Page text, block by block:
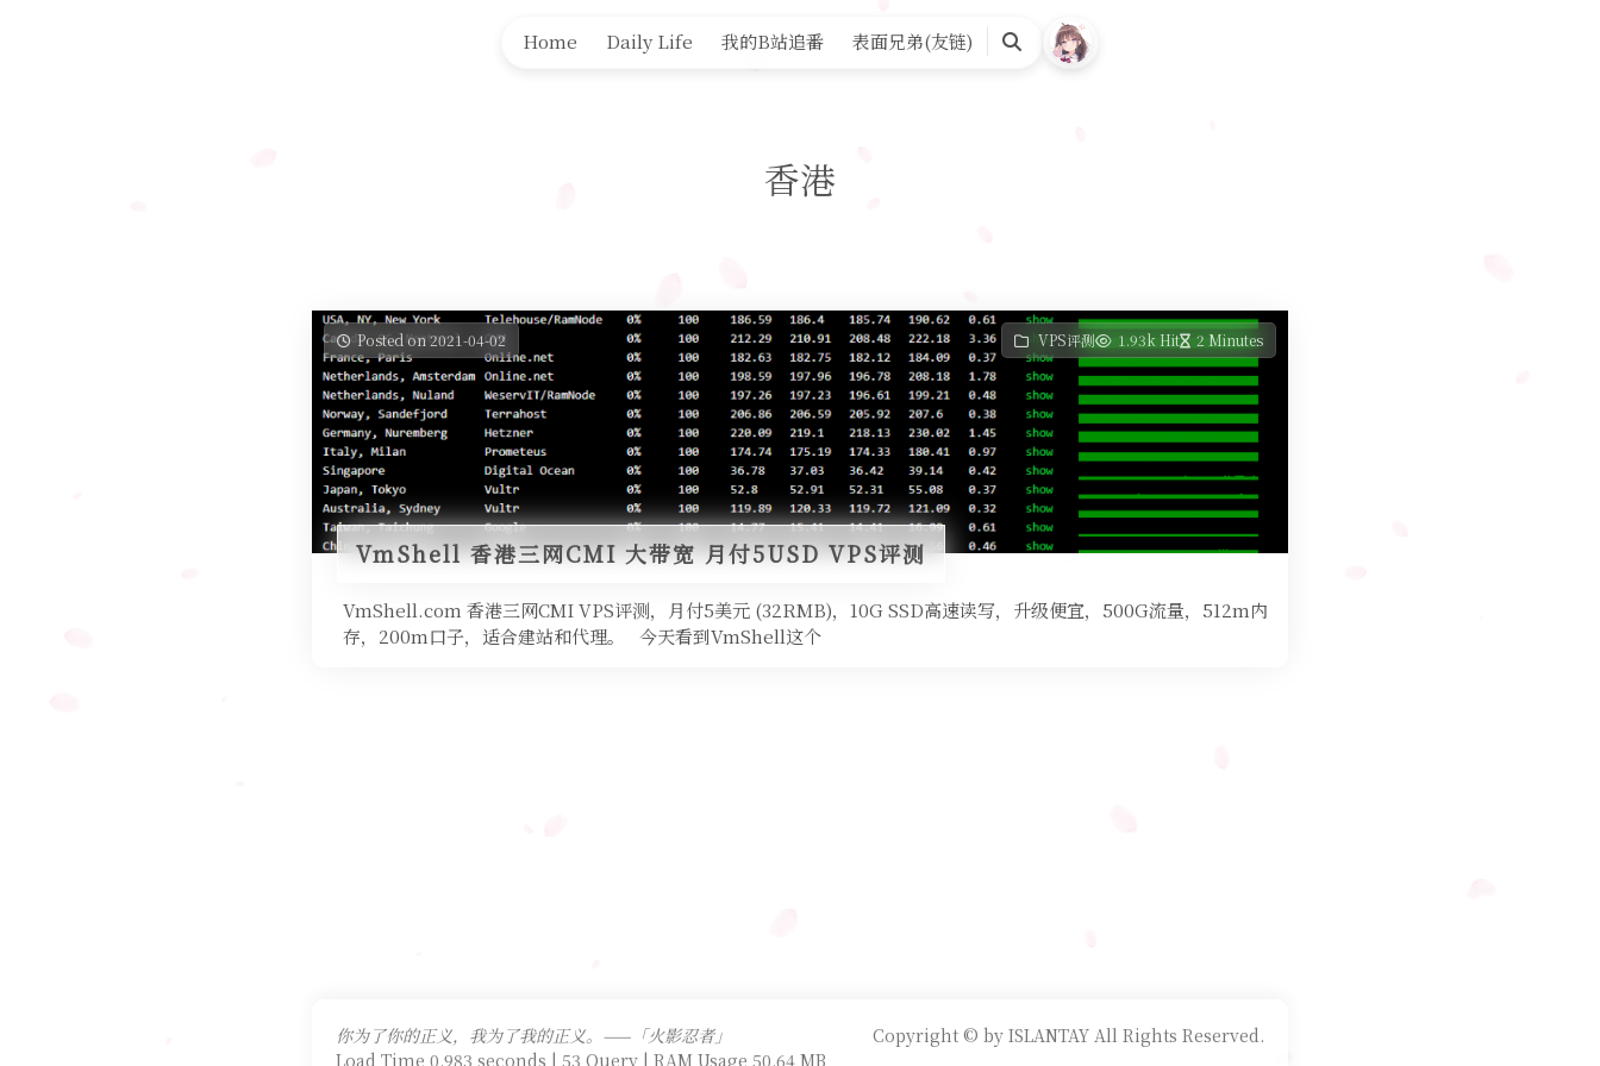
Home Daily Life 我的B站追番 表面兄弟(友链) Search
香港
Posted on 2021-04-02 VPS评测 1.93k Hit 2 Minutes
VmShell 香港三网CMI 大带宽 月付5USD VPS评测
VmShell.com 香港三网CMI VPS评测，月付5美元 (32RMB)，10G SSD高速读写，升级便宜，500G流量，512m内
存，200m口子，适合建站和代理。 今天看到VmShell这个
你为了你的正义，我为了我的正义。——「火影忍者」
Copyright © by ISLANTAY All Rights Reserved.
Load Time 0.983 seconds | 53 Query | RAM Usage 50.64 MB